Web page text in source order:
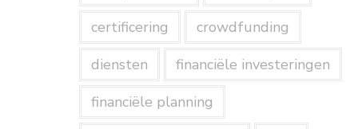
certificering
crowdfunding
diensten
financiële investeringen
financiële planning